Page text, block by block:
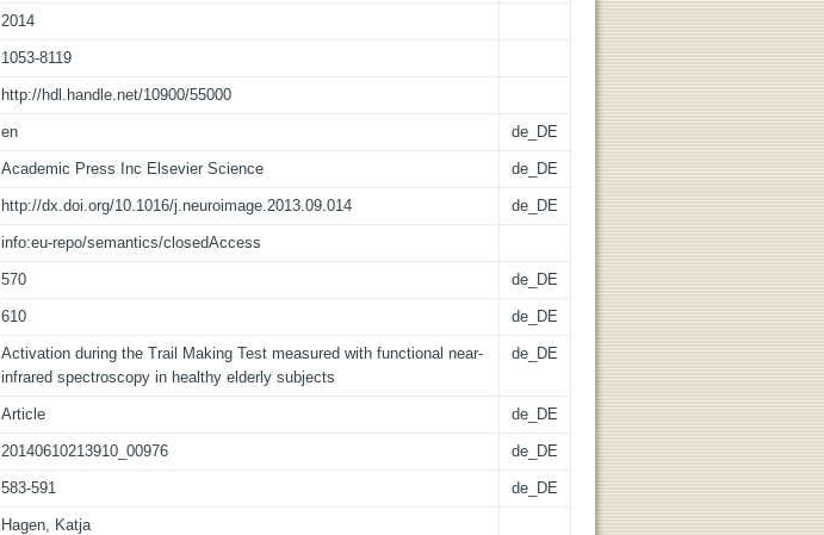
2014
1053-8119
http://hdl.handle.net/10900/55000
en de_DE
Academic Press Inc Elsevier Science de_DE
http://dx.doi.org/10.1016/j.neuroimage.2013.09.014 de_DE
info:eu-repo/semantics/closedAccess
570 de_DE
610 de_DE
Activation during the Trail Making Test measured with functional near-
infrared spectroscopy in healthy elderly subjects
de_DE
Article de_DE
20140610213910_00976 de_DE
583-591 de_DE
Hagen, Katja